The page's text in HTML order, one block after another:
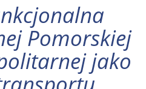
Pomorskiej
jako